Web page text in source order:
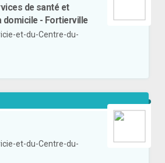
de santé et
domicile - Fortierville
et-du-Centre-du-
et-du-Centre-du-